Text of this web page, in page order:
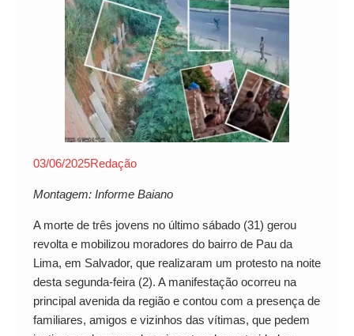
03/06/2025Redação
Montagem: Informe Baiano
A morte de três jovens no último sábado (31) gerou
revolta e mobilizou moradores do bairro de Pau da
Lima, em Salvador, que realizaram um protesto na noite
desta segunda-feira (2). A manifestação ocorreu na
principal avenida da região e contou com a presença de
familiares, amigos e vizinhos das vítimas, que pedem